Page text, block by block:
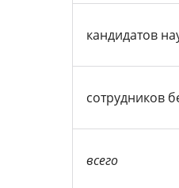
кандидатов
сотрудников
всего